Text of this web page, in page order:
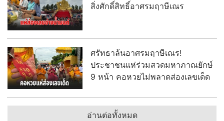
สิ่งศักดิ์สิทธิ์อาศรมฤาษีเณร
ศรัทธาล้นอาศรมฤาษีเณร!
ประชาชนแห่ร่วมสวดมหาภาณยักษ์
9 หน้า คอหวยไม่พลาดส่องเลขเด็ด
อ่านต่อทั้งหมด